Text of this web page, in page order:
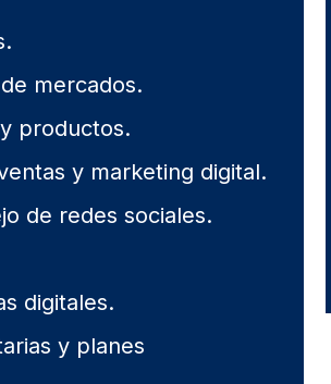
mercados.
productos.
y marketing digital.
de redes sociales.
digitales.
y planes